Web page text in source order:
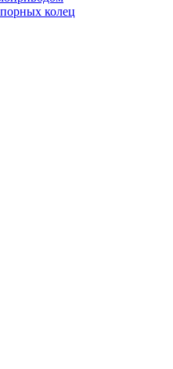
колец